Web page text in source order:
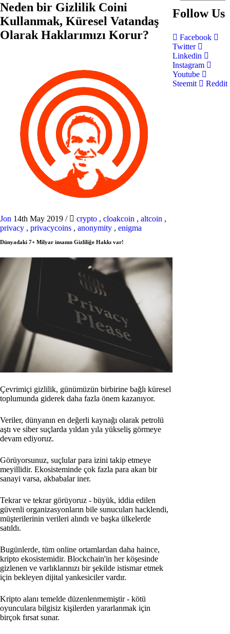
Neden bir Gizlilik Coini
Kullanmak, Küresel Vatandaş
Olarak Haklarımızı Korur?
Jon 14th May 2019 / crypto , cloakcoin , altcoin ,
privacy , privacycoins , anonymity , enigma
Dünyadaki 7+ Milyar insanın Gizliliğe Hakkı var!
Çevrimiçi gizlilik, günümüzün birbirine bağlı küresel
toplumunda giderek daha fazla önem kazanıyor.
Veriler, dünyanın en değerli kaynağı olarak petrolü
aştı ve siber suçlarda yıldan yıla yükseliş görmeye
devam ediyoruz.
Görüyorsunuz, suçlular para izini takip etmeye
meyillidir. Ekosisteminde çok fazla para akan bir
sanayi varsa, akbabalar iner.
Tekrar ve tekrar görüyoruz - büyük, iddia edilen
güvenli organizasyonların bile sunucuları hacklendi,
müşterilerinin verileri alındı ve başka ülkelerde
satıldı.
Bugünlerde, tüm online ortamlardan daha haince,
kripto ekosistemidir. Blockchain'in her köşesinde
gizlenen ve varlıklarınızı bir şekilde istismar etmek
için bekleyen dijital yankesiciler vardır.
Kripto alanı temelde düzenlenmemiştir - kötü
oyunculara bilgisiz kişilerden yararlanmak için
birçok fırsat sunar.
Follow Us
Facebook
Twitter
Linkedin
Instagram
Youtube
Steemit
Reddit